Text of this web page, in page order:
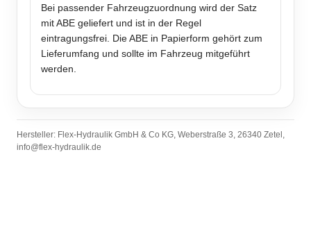
Bei passender Fahrzeugzuordnung wird der Satz
mit ABE geliefert und ist in der Regel
eintragungsfrei. Die ABE in Papierform gehört zum
Lieferumfang und sollte im Fahrzeug mitgeführt
werden.
Hersteller: Flex-Hydraulik GmbH & Co KG, Weberstraße 3, 26340 Zetel,
info@flex-hydraulik.de